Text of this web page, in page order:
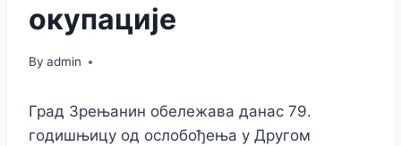
окупације
By admin
Град Зрењанин обележава данас 79.
годишњицу од ослобођења у Другом